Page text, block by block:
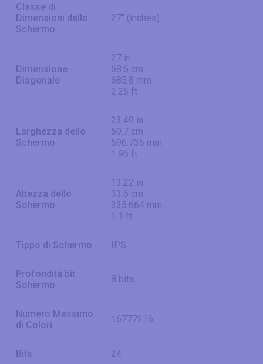
Classe di
Dimensioni dello
Schermo
27" (inches)
Dimensione
Diagonale
27 in
68.6 cm
685.8 mm
2.25 ft
Larghezza dello
Schermo
23.49 in
59.7 cm
596.736 mm
1.96 ft
Altezza dello
Schermo
13.22 in
33.6 cm
335.664 mm
1.1 ft
Tippo di Schermo IPS
Profondità bit
Schermo
8 bits
Numero Massimo
di Colori
16777216
Bits 24